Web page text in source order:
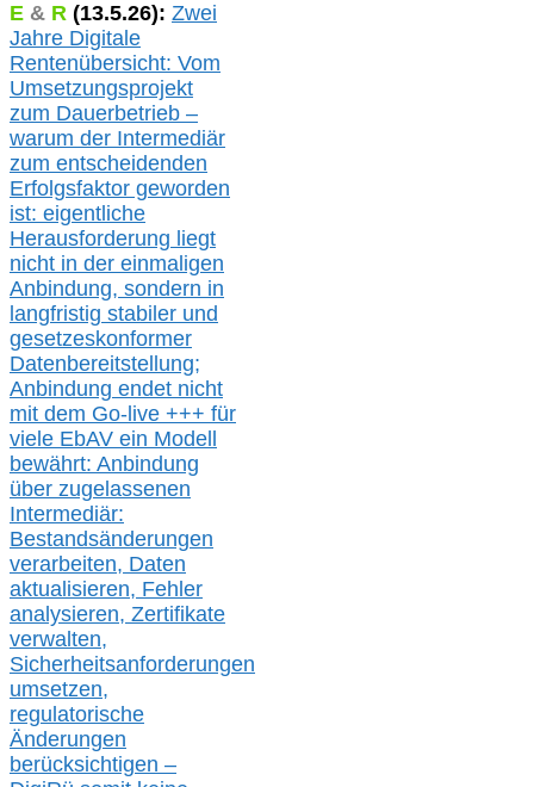
E & R (13.5.26): Zwei
Jahre Digitale
Rentenübersicht: Vom
Umsetzungsprojekt
zum Dauerbetrieb –
warum der Intermediär
zum entscheidenden
Erfolgsfaktor geworden
ist: eigentliche
Herausforderung liegt
nicht in der einmaligen
Anbindung, sondern in
langfristig stabiler und
gesetzeskonformer
Datenbereitstellung;
Anbindung endet nicht
mit dem Go-live +++ für
viele EbAV ein Modell
bewährt: Anbindung
über zugelassenen
Intermediär:
Bestandsänderungen
verarbeiten, Daten
aktualisieren, Fehler
analysieren, Zertifikate
verwalten,
Sicherheitsanforderungen
umsetzen,
regulatorische
Änderungen
berücksichtigen –